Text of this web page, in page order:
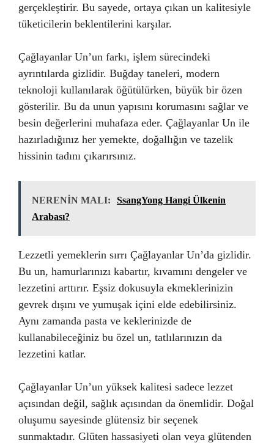
gerçekleştirir. Bu sayede, ortaya çıkan un kalitesiyle
tüketicilerin beklentilerini karşılar.
Çağlayanlar Un’un farkı, işlem sürecindeki
ayrıntılarda gizlidir. Buğday taneleri, modern
teknoloji kullanılarak öğütülürken, büyük bir özen
gösterilir. Bu da unun yapısını korumasını sağlar ve
besin değerlerini muhafaza eder. Çağlayanlar Un ile
hazırladığınız her yemekte, doğallığın ve tazelik
hissinin tadını çıkarırsınız.
NERENİN MALI:
SsangYong Hangi Ülkenin
Arabası?
Lezzetli yemeklerin sırrı Çağlayanlar Un’da gizlidir.
Bu un, hamurlarınızı kabartır, kıvamını dengeler ve
lezzetini arttırır. Eşsiz dokusuyla ekmeklerinizin
gevrek dışını ve yumuşak içini elde edebilirsiniz.
Aynı zamanda pasta ve keklerinizde de
kullanabileceğiniz bu özel un, tatlılarınızın da
lezzetini katlar.
Çağlayanlar Un’un yüksek kalitesi sadece lezzet
açısından değil, sağlık açısından da önemlidir. Doğal
oluşumu sayesinde glütensiz bir seçenek
sunmaktadır. Glüten hassasiyeti olan veya glütenden